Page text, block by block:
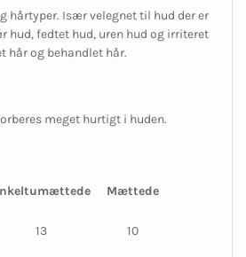
hårtyper. Især velegnet til hud der er
hud, fedtet hud, uren hud og irriteret
hår og behandlet hår.
meget hurtigt i huden.
Mættede
13 10